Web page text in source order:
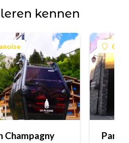
kennen
Champagny